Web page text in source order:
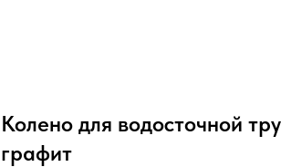
Колено для водосточной
графит